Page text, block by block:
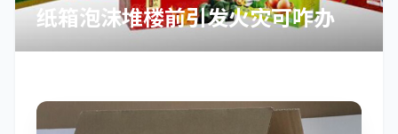
纸箱泡沫堆楼前引发火灾可咋办